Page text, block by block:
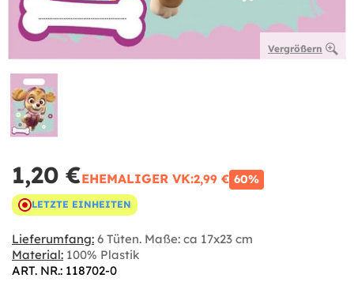
Vergrößern
1,20 €EHEMALIGER VK:2,99 € 60%
LETZTE EINHEITEN
Lieferumfang: 6 Tüten. Maße: ca 17x23 cm
Material: 100% Plastik
ART. NR.: 118702-0